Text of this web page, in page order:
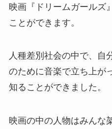
映画『ドリームガールズ
ことができます。
人種差別社会の中で、自
のために音楽で立ち上が
知ることができました。
映画の中の人物はみんな